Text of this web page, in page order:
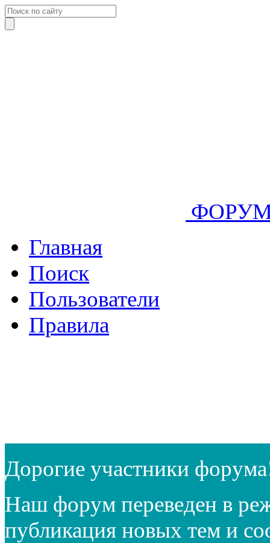
Главная
Поиск
Пользователи
Правила
Дорогие участники
Наш форум переведен в
публикация новых тем и